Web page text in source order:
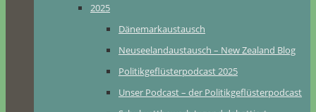
2025
Dänemarkaustausch
Neuseelandaustausch – New Zealand Blog
Politikgeflüsterpodcast 2025
Unser Podcast – der Politikgeflüsterpodcast